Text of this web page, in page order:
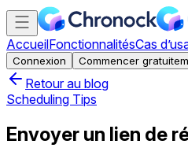
AccueilFonctionnalitésCas
Connexion Commencer
Retour au blog
Scheduling Tips
Envoyer un lien de